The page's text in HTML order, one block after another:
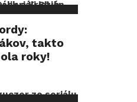
takto
roky!